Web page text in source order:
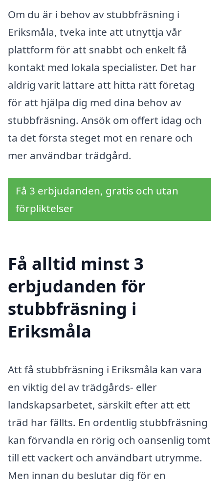
Om du är i behov av stubbfräsning i
Eriksmåla, tveka inte att utnyttja vår
plattform för att snabbt och enkelt få
kontakt med lokala specialister. Det har
aldrig varit lättare att hitta rätt företag
för att hjälpa dig med dina behov av
stubbfräsning. Ansök om offert idag och
ta det första steget mot en renare och
mer användbar trädgård.
Få 3 erbjudanden, gratis och utan
förpliktelser
Få alltid minst 3
erbjudanden för
stubbfräsning i
Eriksmåla
Att få stubbfräsning i Eriksmåla kan vara
en viktig del av trädgårds- eller
landskapsarbetet, särskilt efter att ett
träd har fällts. En ordentlig stubbfräsning
kan förvandla en rörig och oansenlig tomt
till ett vackert och användbart utrymme.
Men innan du beslutar dig för en